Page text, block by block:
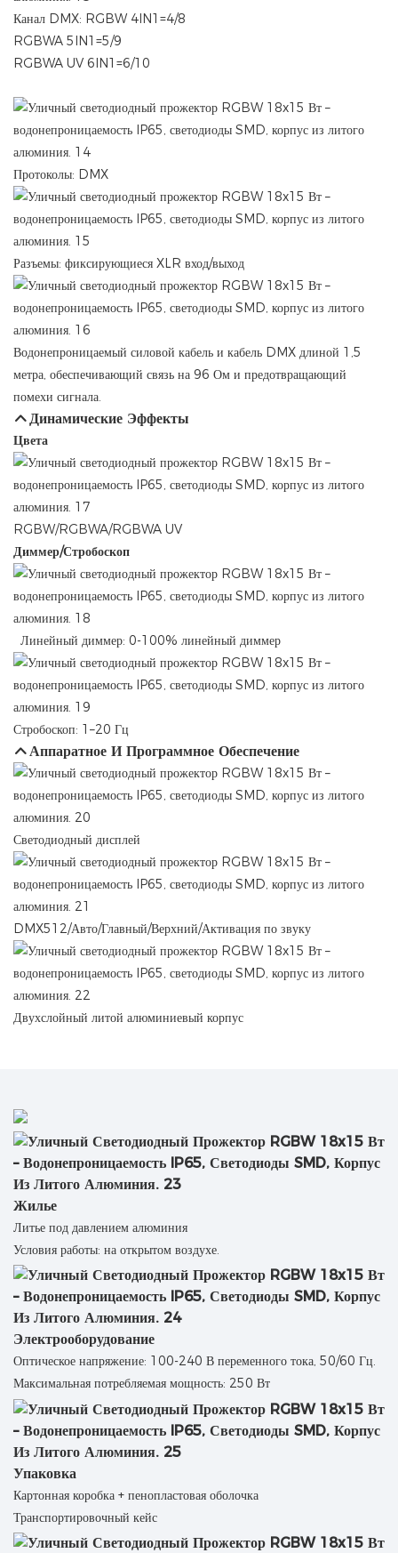
Канал DMX: RGBW 4IN1=4/8
RGBWA 5IN1=5/9
RGBWA UV 6IN1=6/10
Протоколы: DMX
Разъемы: фиксирующиеся XLR вход/выход
Водонепроницаемый силовой кабель и кабель DMX длиной 1,5
метра, обеспечивающий связь на 96 Ом и предотвращающий
помехи сигнала.
Динамические Эффекты
Цвета
RGBW/RGBWA/RGBWA UV
Диммер/Стробоскоп
Линейный диммер: 0-100% линейный диммер
Стробоскоп: 1–20 Гц
Аппаратное И Программное Обеспечение
Светодиодный дисплей
DMX512/Авто/Главный/Верхний/Активация по звуку
Двухслойный литой алюминиевый корпус
Жилье
Литье под давлением алюминия
Условия работы: на открытом воздухе.
Электрооборудование
Оптическое напряжение: 100-240 В переменного тока, 50/60 Гц.
Максимальная потребляемая мощность: 250 Вт
Упаковка
Картонная коробка + пенопластовая оболочка
Транспортировочный кейс